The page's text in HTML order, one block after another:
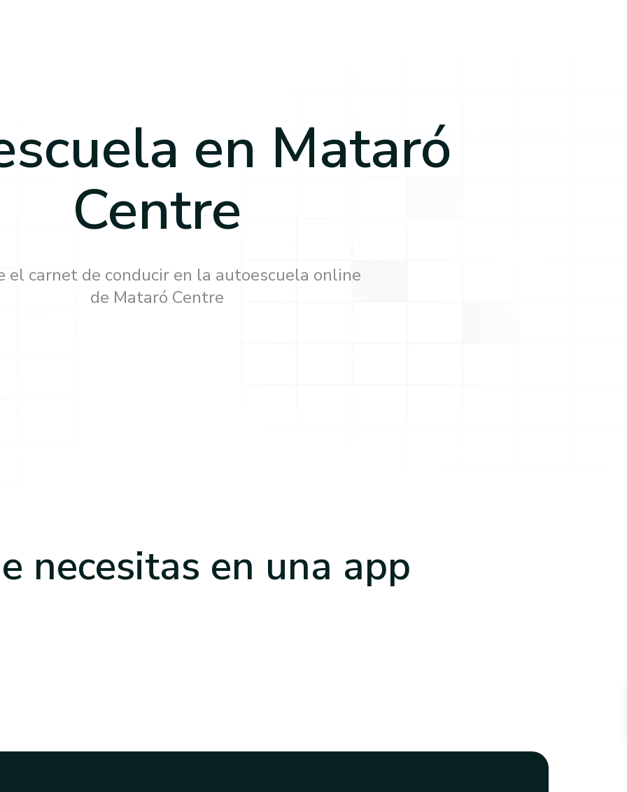
en Mataró
Centre
el carnet de conducir en la autoescuela online
de Mataró Centre
necesitas en una app